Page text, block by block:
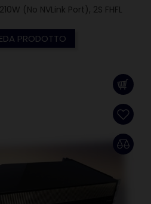
(No NVLink Port), 2S FHFL
PRODOTTO